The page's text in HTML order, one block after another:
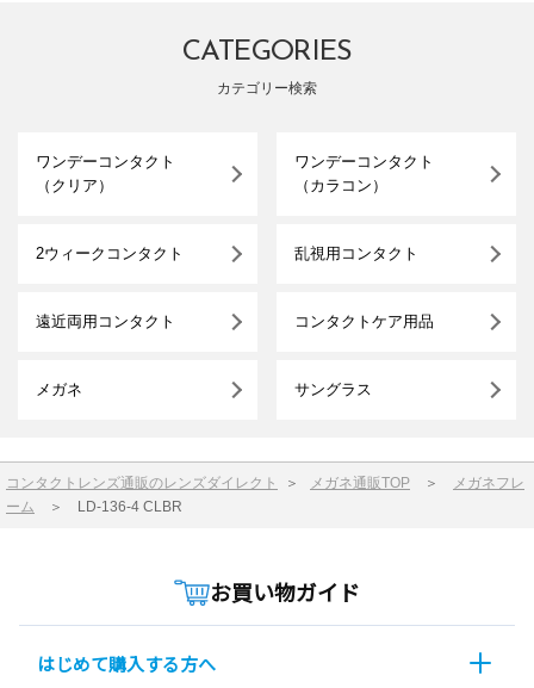
CATEGORIES
カテゴリー検索
ワンデーコンタクト
（クリア）
ワンデーコンタクト
（カラコン）
2ウィークコンタクト 乱視用コンタクト
遠近両用コンタクト コンタクトケア用品
メガネ サングラス
コンタクトレンズ通販のレンズダイレクト ＞ メガネ通販TOP ＞
メガネフレ
ーム
＞ LD-136-4 CLBR
お買い物ガイド
はじめて購入する方へ